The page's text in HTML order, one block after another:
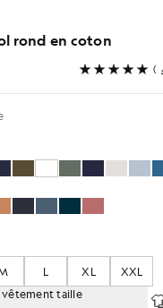
rond en coton
(
L XL
XXL
vêtement taille